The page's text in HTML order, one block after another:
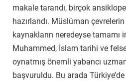
makale tarandı, birçok
hazırlandı. Müslüman
kaynakların neredeyse tamamı
Muhammed, İslam tarihi ve
oynatmış önemli yabancı
başvuruldu. Bu arada Türkiye’de